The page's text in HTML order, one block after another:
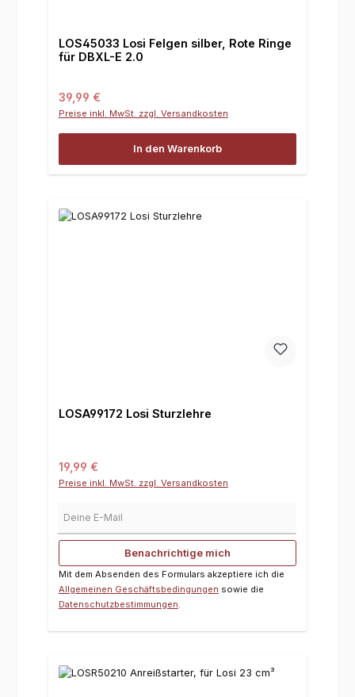
LOS45033 Losi Felgen silber, Rote Ringe
für DBXL-E 2.0
Regulärer Preis:
39,99 €
Preise inkl. MwSt. zzgl. Versandkosten
In den Warenkorb
LOSA99172 Losi Sturzlehre
Regulärer Preis:
19,99 €
Preise inkl. MwSt. zzgl. Versandkosten
Benachrichtige mich
Mit dem Absenden des Formulars akzeptiere ich die
Allgemeinen Geschäftsbedingungen sowie die
Datenschutzbestimmungen